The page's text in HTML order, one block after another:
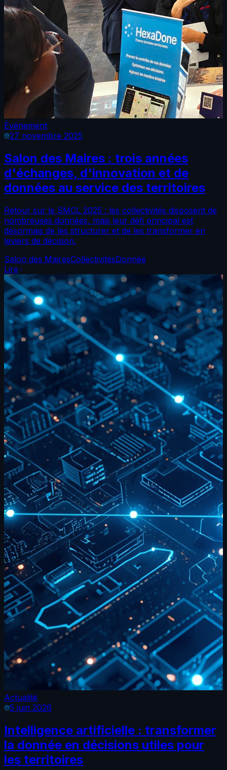
Événement
27 novembre 2025
Salon des Maires : trois années
d'échanges, d'innovation et de
données au service des territoires
Retour sur le SMCL 2025 : les collectivités disposent de
nombreuses données, mais leur défi principal est
désormais de les structurer et de les transformer en
leviers de décision.
Salon des MairesCollectivitésDonnée
Lire
Actualité
5 juin 2026
Intelligence artificielle : transformer
la donnée en décisions utiles pour
les territoires